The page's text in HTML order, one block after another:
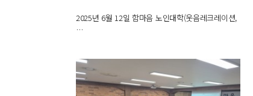
2025년 6월 12일 함마음 노인대학(웃음레크레이션,
…